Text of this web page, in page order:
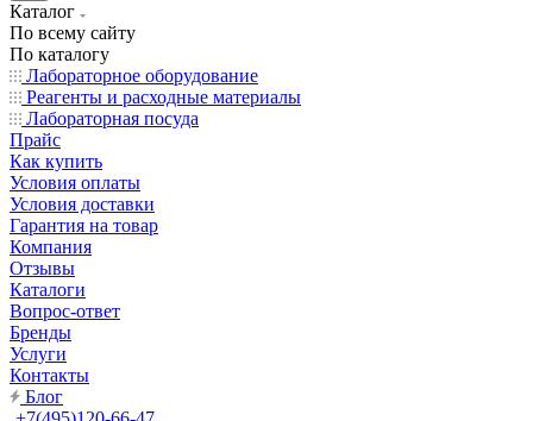
Каталог
По всему сайту
По каталогу
Лабораторное оборудование
Реагенты и расходные материалы
Лабораторная посуда
Прайс
Как купить
Условия оплаты
Условия доставки
Гарантия на товар
Компания
Отзывы
Каталоги
Вопрос-ответ
Бренды
Услуги
Контакты
Блог